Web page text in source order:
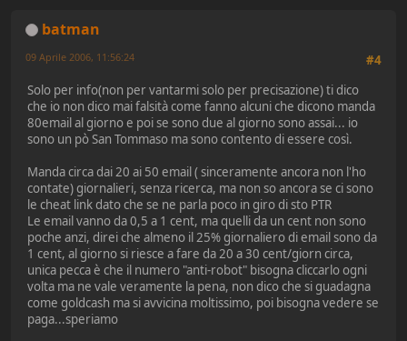
batman
#4
09 Aprile 2006, 11:56:24
Solo per info(non per vantarmi solo per precisazione) ti dico
che io non dico mai falsità come fanno alcuni che dicono manda
80email al giorno e poi se sono due al giorno sono assai... io
sono un pò San Tommaso ma sono contento di essere così.
Manda circa dai 20 ai 50 email ( sinceramente ancora non l'ho
contate) giornalieri, senza ricerca, ma non so ancora se ci sono
le cheat link dato che se ne parla poco in giro di sto PTR
Le email vanno da 0,5 a 1 cent, ma quelli da un cent non sono
poche anzi, direi che almeno il 25% giornaliero di email sono da
1 cent, al giorno si riesce a fare da 20 a 30 cent/giorn circa,
unica pecca è che il numero "anti-robot" bisogna cliccarlo ogni
volta ma ne vale veramente la pena, non dico che si guadagna
come goldcash ma si avvicina moltissimo, poi bisogna vedere se
paga...speriamo